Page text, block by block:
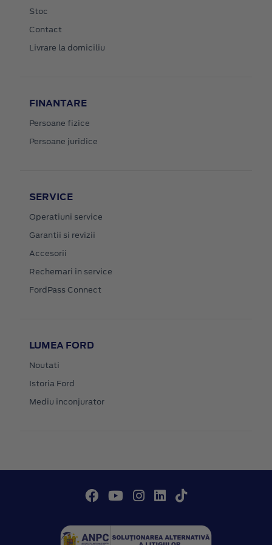
Stoc
Contact
Livrare la domiciliu
FINANTARE
Persoane fizice
Persoane juridice
SERVICE
Operatiuni service
Garantii si revizii
Accesorii
Rechemari in service
FordPass Connect
LUMEA FORD
Noutati
Istoria Ford
Mediu inconjurator